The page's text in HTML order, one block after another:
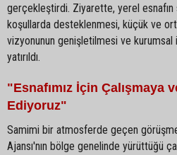
gerçekleştirdi. Ziyarette, yerel
koşullarda desteklenmesi, küçük ve
vizyonunun genişletilmesi ve kurumsal
yatırıldı.
"Esnafımız İçin Çalışmaya
Ediyoruz"
Samimi bir atmosferde geçen
Ajansı'nın bölge genelinde yürüttüğü